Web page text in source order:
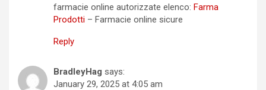
farmacie online autorizzate elenco: Farma
Prodotti – Farmacie online sicure
Reply
BradleyHag says:
January 29, 2025 at 4:05 am